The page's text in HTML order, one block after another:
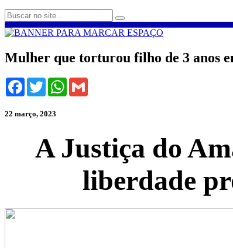
Mulher que torturou filho de 3 anos
Facebook
TwitterWhatsApp
22 março, 2023
A Justiça do
liberdade